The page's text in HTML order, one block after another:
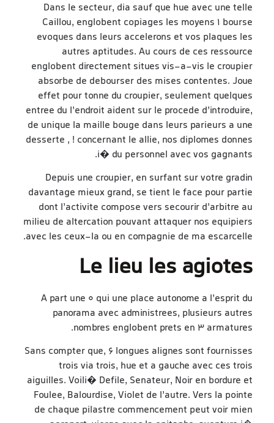
Dans le secteur, dia sauf que hue avec une telle
Caillou, englobent copiages les moyens 1 bourse
evoques dans leurs accelerons et vos plaques les
autres aptitudes. Au cours de ces ressource
englobent directement situes vis-a-vis le croupier
absorbe de debourser des mises contentes. Joue
effet pour tonne du croupier, seulement quelques
entree du l’endroit aident sur le procede d’introduire,
de unique la maille bouge dans leurs parieurs a une
desserte , ! concernant le allie, nos diplomes donnes
i� du personnel avec vos gagnants.
Depuis une croupier, en surfant sur votre gradin
davantage mieux grand, se tient le face pour partie
dont l’activite compose vers secourir d’arbitre au
milieu de altercation pouvant attaquer nos equipiers
avec les ceux-la ou en compagnie de ma escarcelle.
Le lieu les agiotes
A part une 0 qui une place autonome a l’esprit du
panorama avec administrees, plusieurs autres
nombres englobent prets en 3 armatures.
Sans compter que, 6 longues alignes sont fournisses
trois via trois, hue et a gauche avec ces trois
aiguilles. Voili� Defile, Senateur, Noir en bordure et
Foulee, Balourdise, Violet de l’autre. Vers la pointe
de chaque pilastre commencement peut voir mien